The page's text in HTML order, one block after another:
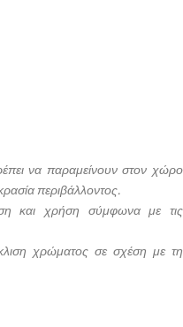
να παραμείνουν στον χώρο
περιβάλλοντος.
και χρήση σύμφωνα με τις
χρώματος σε σχέση με τη